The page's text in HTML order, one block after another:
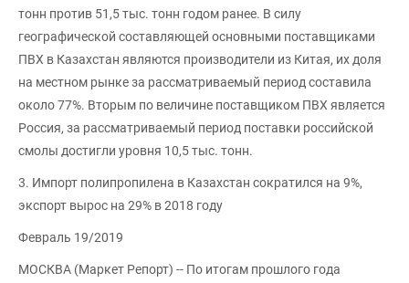
тонн против 51,5 тыс. тонн годом ранее. В силу
географической составляющей основными поставщиками
ПВХ в Казахстан являются производители из Китая, их доля
на местном рынке за рассматриваемый период составила
около 77%. Вторым по величине поставщиком ПВХ является
Россия, за рассматриваемый период поставки российской
смолы достигли уровня 10,5 тыс. тонн.
3. Импорт полипропилена в Казахстан сократился на 9%,
экспорт вырос на 29% в 2018 году
Февраль 19/2019
МОСКВА (Маркет Репорт) -- По итогам прошлого года